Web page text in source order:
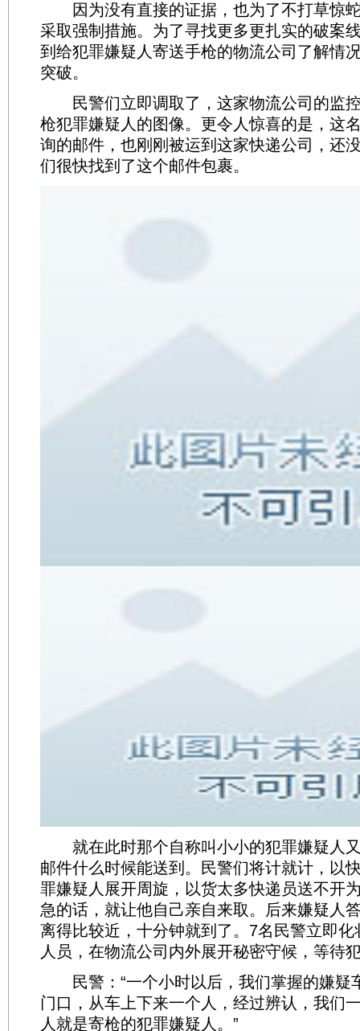
因为没有直接的证据，也为了不打草惊
采取强制措施。为了寻找更多更扎实的破案
到给犯罪嫌疑人寄送手枪的物流公司了解情
突破。
民警们立即调取了，这家物流公司的监
枪犯罪嫌疑人的图像。更令人惊喜的是，这
询的邮件，也刚刚被运到这家快递公司，还
们很快找到了这个邮件包裹。
就在此时那个自称叫小小的犯罪嫌疑人
邮件什么时候能送到。民警们将计就计，以
罪嫌疑人展开周旋，以货太多快递员送不开
急的话，就让他自己亲自来取。后来嫌疑人
离得比较近，十分钟就到了。7名民警立即
人员，在物流公司内外展开秘密守候，等待
民警：“一个小时以后，我们掌握的嫌疑
门口，从车上下来一个人，经过辨认，我们
人就是寄枪的犯罪嫌疑人。”